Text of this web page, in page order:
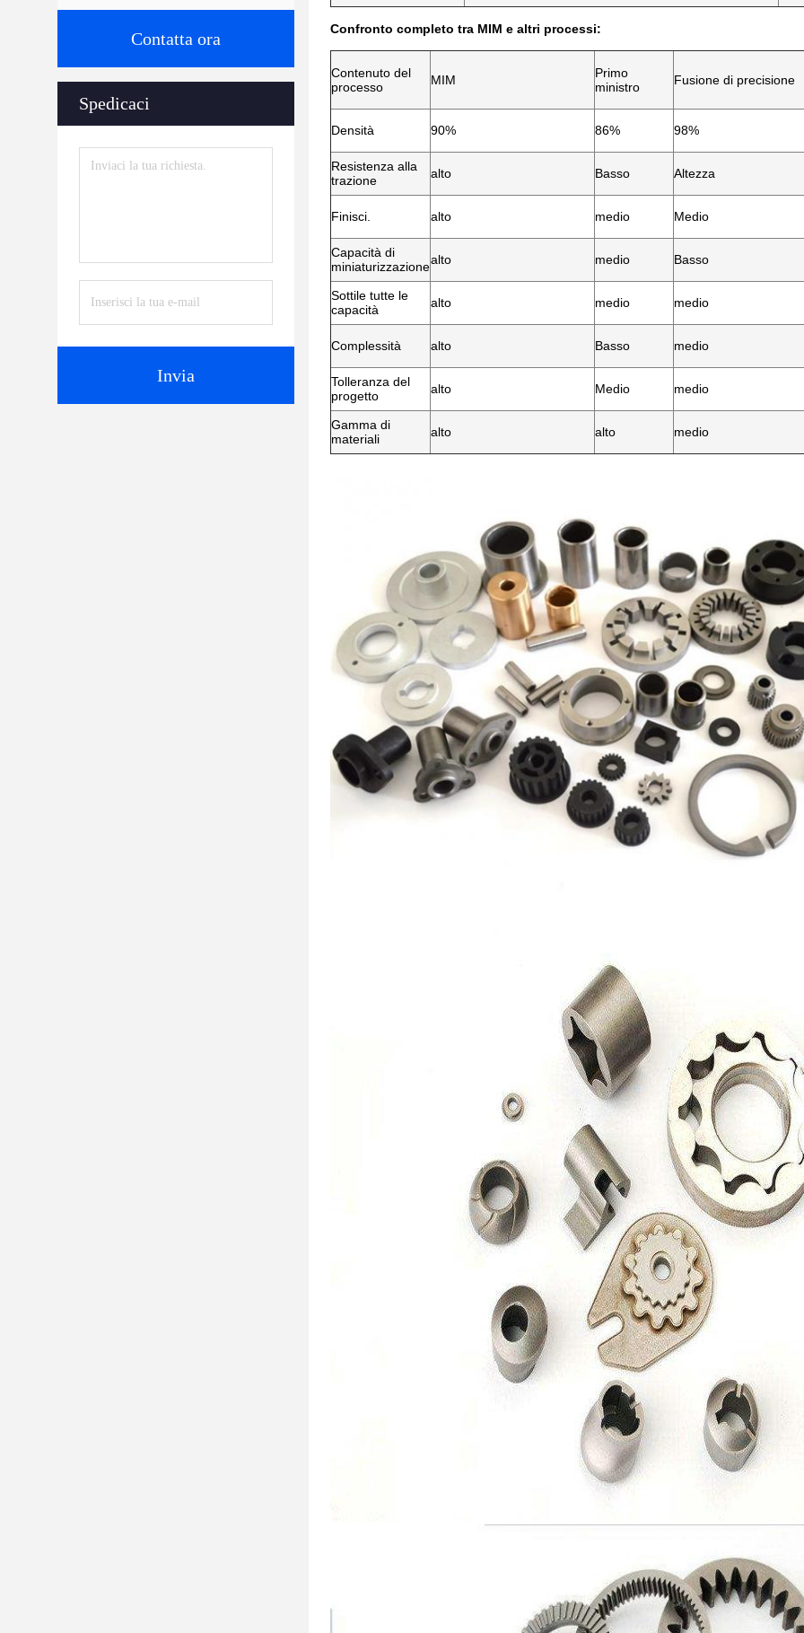
Contatta ora
Spedicaci
Invia
Confronto completo tra MIM e altri processi:
Contenuto del
processo
MIM
Primo
ministro
Fusione di precisione
Densità 90% 86% 98%
Resistenza alla
trazione
alto Basso Altezza
Finisci. alto medio Medio
Capacità di
miniaturizzazionealto medio Basso
Sottile tutte le
capacità
alto medio medio
Complessità alto Basso medio
Tolleranza del
progetto
alto Medio medio
Gamma di
materiali
alto alto medio